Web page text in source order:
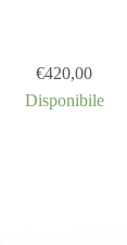
€420,00
Disponibile